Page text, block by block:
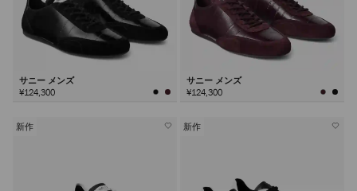
サニー メンズ
¥124,300
サニー メンズ
¥124,300
新作 新作